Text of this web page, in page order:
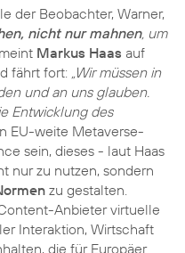
der Beobachter, Warner,
nicht nur mahnen, um
Markus Haas auf
fährt fort: „Wir müssen in
und an uns glauben.
Entwicklung des
EU-weite Metaverse-
sein, dieses - laut Haas
nur zu nutzen, sondern
zu gestalten.
Anbieter virtuelle
Interaktion, Wirtschaft
die für Europäer